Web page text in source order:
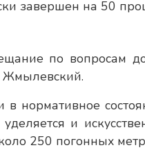
по вопросам
Жмылевский.
нормативное
и
250 погонных